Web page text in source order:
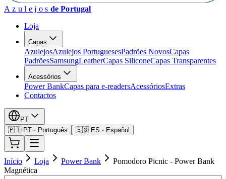
Azulejos de Portugal
Loja
Capas
AzulejosAzulejos PortuguesesPadrões NovosCapas
PadrõesSamsungLeatherCapas SiliconeCapas Transparentes
Acessórios
Power BankCapas para e-readersAcessóriosExtras
Contactos
PT
🇵🇹 PT · Português
🇪🇸 ES · Español
Início Loja Power Bank
Pomodoro Picnic - Power Bank
Magnética